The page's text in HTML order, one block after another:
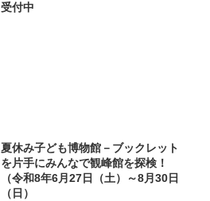
受付中
夏休み子ども博物館－ブックレット
を片手にみんなで観峰館を探検！
（令和8年6月27日（土）～8月30日
（日）